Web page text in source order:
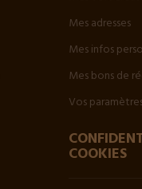
Mes adresses
Mes infos
Mes bons de
Vos
COOKIES